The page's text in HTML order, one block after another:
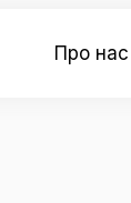
Про нас